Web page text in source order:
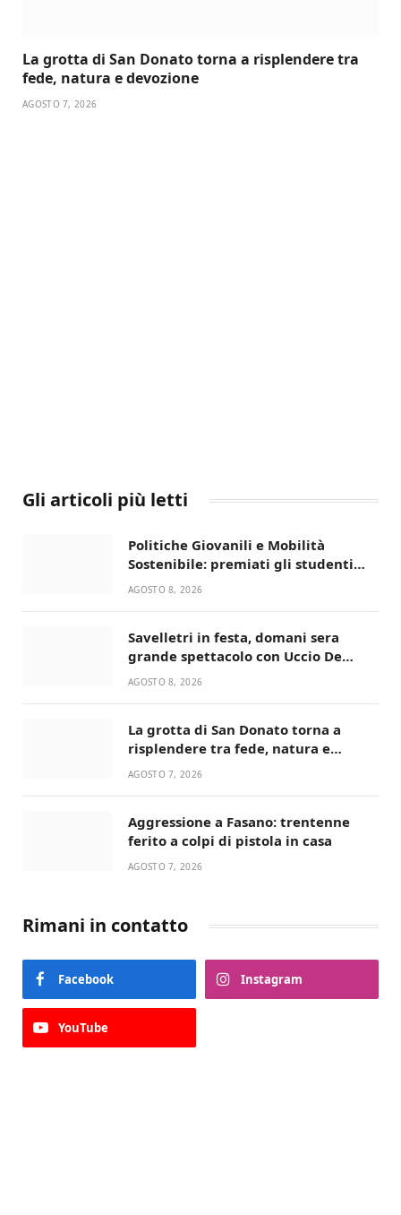
La grotta di San Donato torna a risplendere tra
fede, natura e devozione
AGOSTO 7, 2026
Gli articoli più letti
Politiche Giovanili e Mobilità
Sostenibile: premiati gli studenti
universitari del bando “La strada
AGOSTO 8, 2026
Savelletri in festa, domani sera
grande spettacolo con Uccio De
Santis
AGOSTO 8, 2026
La grotta di San Donato torna a
risplendere tra fede, natura e
devozione
AGOSTO 7, 2026
Aggressione a Fasano: trentenne
ferito a colpi di pistola in casa
AGOSTO 7, 2026
Rimani in contatto
Facebook Instagram
YouTube